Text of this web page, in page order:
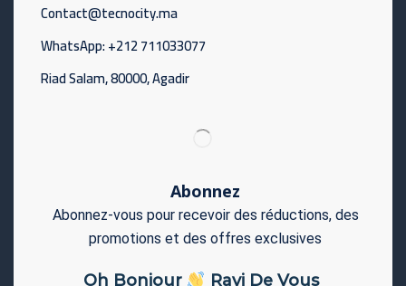
Contact@tecnocity.ma
WhatsApp: +212 711033077
Riad Salam, 80000, Agadir
Abonnez
Abonnez-vous pour recevoir des réductions, des
promotions et des offres exclusives
Oh Bonjour Ravi De Vous